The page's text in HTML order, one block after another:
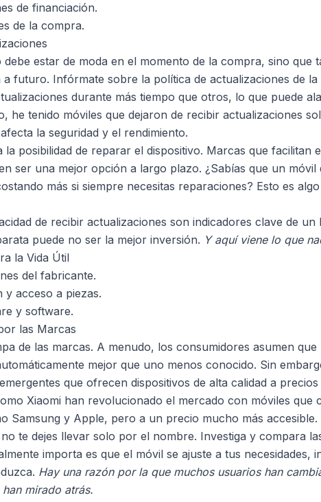
de financiación.
de la compra.
estar de moda en el momento de la compra, sino que
futuro. Infórmate sobre la política de actualizaciones de la
durante más tiempo que otros, lo que puede
he tenido móviles que dejaron de recibir actualizaciones
la seguridad y el rendimiento.
la posibilidad de reparar el dispositivo. Marcas que facilitan
ser una mejor opción a largo plazo. ¿Sabías que un móvil
más si siempre necesitas reparaciones? Esto es
de recibir actualizaciones son indicadores clave de un
puede no ser la mejor inversión. Y aquí viene lo que
la Vida Útil
del fabricante.
y acceso a piezas.
y software.
las Marcas
de las marcas. A menudo, los consumidores asumen
mejor que uno menos conocido. Sin
que ofrecen dispositivos de alta calidad a
Xiaomi han revolucionado el mercado con móviles que
Samsung y Apple, pero a un precio mucho más accesible.
te dejes llevar solo por el nombre. Investiga y compara
importa es que el móvil se ajuste a tus necesidades,
Hay una razón por la que muchos usuarios han
mirado atrás.